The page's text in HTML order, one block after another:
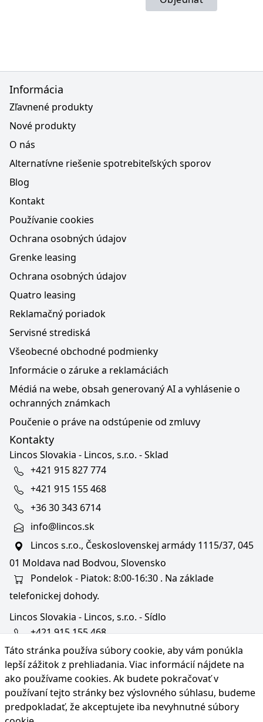
Táto stránka používa súbory cookie, aby vám ponúkla
lepší zážitok z prehliadania. Viac informácií nájdete na
ako používame cookies. Ak budete pokračovať v
používaní tejto stránky bez výslovného súhlasu, budeme
predpokladať, že akceptujete iba nevyhnutné súbory
Informácia
Zľavnené produkty
Nové produkty
O nás
Alternatívne riešenie spotrebiteľských sporov
Blog
Kontakt
Používanie cookies
Ochrana osobných údajov
Grenke leasing
Ochrana osobných údajov
Quatro leasing
Reklamačný poriadok
Servisné strediská
Všeobecné obchodné podmienky
Informácie o záruke a reklamáciách
Médiá na webe, obsah generovaný AI a vyhlásenie o
ochranných známkach
Poučenie o práve na odstúpenie od zmluvy
Kontakty
Lincos Slovakia - Lincos, s.r.o. - Sklad
+421 915 827 774
+421 915 155 468
+36 30 343 6714
info@lincos.sk
Lincos s.r.o., Československej armády 1115/37, 045
01 Moldava nad Bodvou, Slovensko
Pondelok - Piatok: 8:00-16:30 . Na základe
telefonickej dohody.
Lincos Slovakia - Lincos, s.r.o. - Sídlo
+421 915 155 468
+36/30 343 6714
bratislava@lincos.sk
Lincos s.r.o., Rustaveliho 4, 831 06 Bratislava - m. č.
Rača, Slovensko